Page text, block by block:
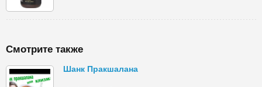
Смотрите также
Шанк Пракшалана